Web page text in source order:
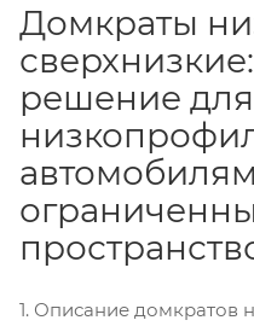
Домкраты
решение
1. Описание домкратов